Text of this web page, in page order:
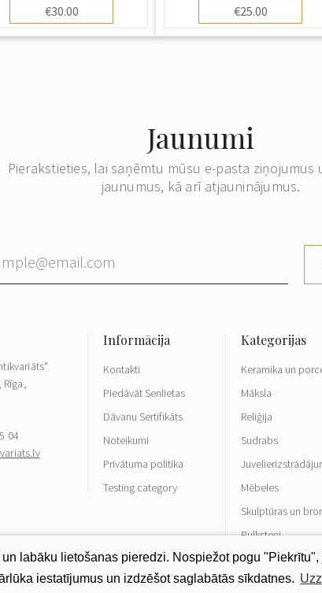
€30.00 €25.00
Jaunumi
Pierakstieties, lai saņēmtu mūsu e-pasta ziņojumus
jaunumus, kā arī atjauninājumus.
Rīga,
04
Kontakti
Piedāvāt Senlietas
Dāvanu Sertifikāts
Noteikumi
Privātuma politika
Testing category
Keramika un
Māksla
Reliģija
Sudrabs
Mēbeles
Skulptūras un
Pulksteņi
labāku lietošanas pieredzi. Nospiežot pogu
iestatījumus un izdzēšot saglabātās sīkdatnes.